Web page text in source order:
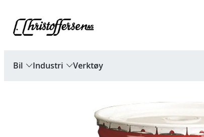
innhold
Bil Industri Verktøy